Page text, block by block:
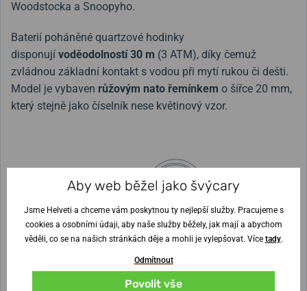
Woodstocka a Snoopyho.
Baterií poháněné quartzové hodinky
disponují voděodolností 30 m (3 ATM), díky čemuž
zvládnou základní kontakt s vodou při mytí rukou či dešti.
Model je vybaven růžovým nato řemínkem o šířce 20 mm,
který stejně jako číselník nese květinový vzor.
Šířka řemínku
20 mm
Výška pouzdra Průměr pouzdra
38 mm
Nejste si jisti velikostí?
Aby web běžel jako švýcary
Jsme Helveti a chceme vám poskytnou ty nejlepší služby. Pracujeme s
cookies a osobními údaji, aby naše služby běžely, jak mají a abychom
věděli, co se na našich stránkách děje a mohli je vylepšovat. Více tady.
Odmítnout
Povolit vše